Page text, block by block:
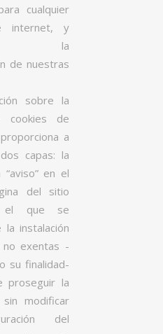
cualquier
internet, y
la
de nuestras
sobre la
cookies de
a
capas: la
en el
del sitio
el que se
instalación
no exentas -
su finalidad-
proseguir la
sin modificar
del